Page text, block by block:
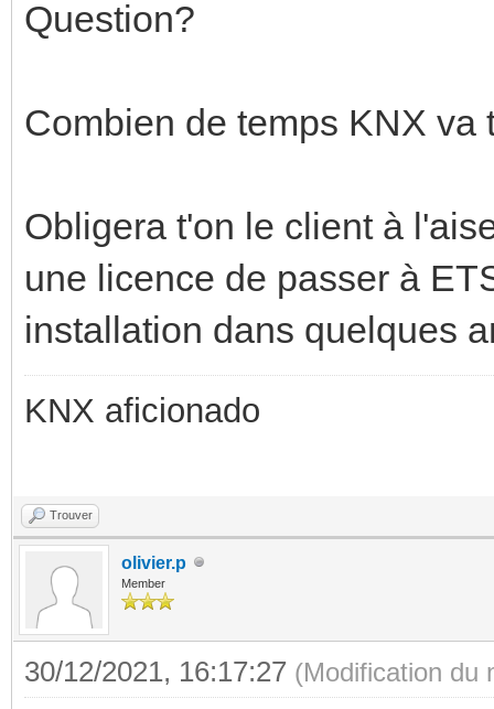
Question?
Combien de temps KNX
Obligera t'on le client à
une licence de passer à
installation dans quelques
KNX aficionado
Trouver
olivier.p
Member
30/12/2021, 16:17:27 (Modification du